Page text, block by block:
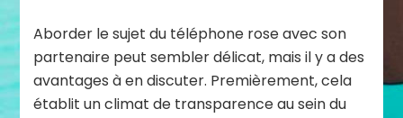
Aborder le sujet du téléphone rose avec son
partenaire peut sembler délicat, mais il y a des
avantages à en discuter. Premièrement, cela
établit un climat de transparence au sein du